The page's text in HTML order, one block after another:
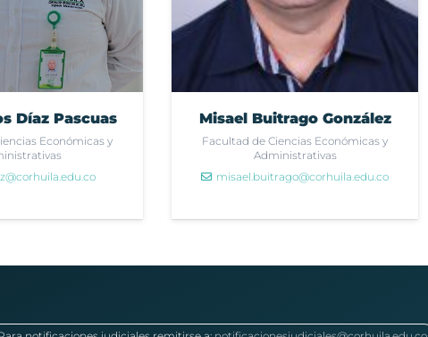
Díaz Pascuas
Económicas y
Misael Buitrago González
Facultad de Ciencias Económicas y
Administrativas
misael.buitrago@corhuila.edu.co